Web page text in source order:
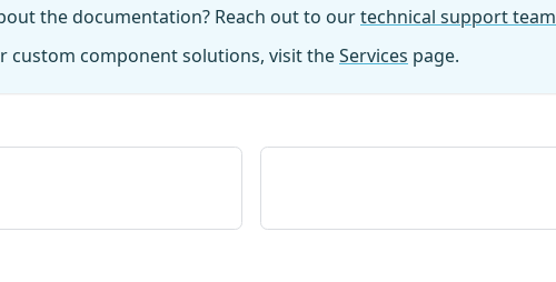
the documentation? Reach out to ourtechnical support team
custom component solutions, visit theServices page.